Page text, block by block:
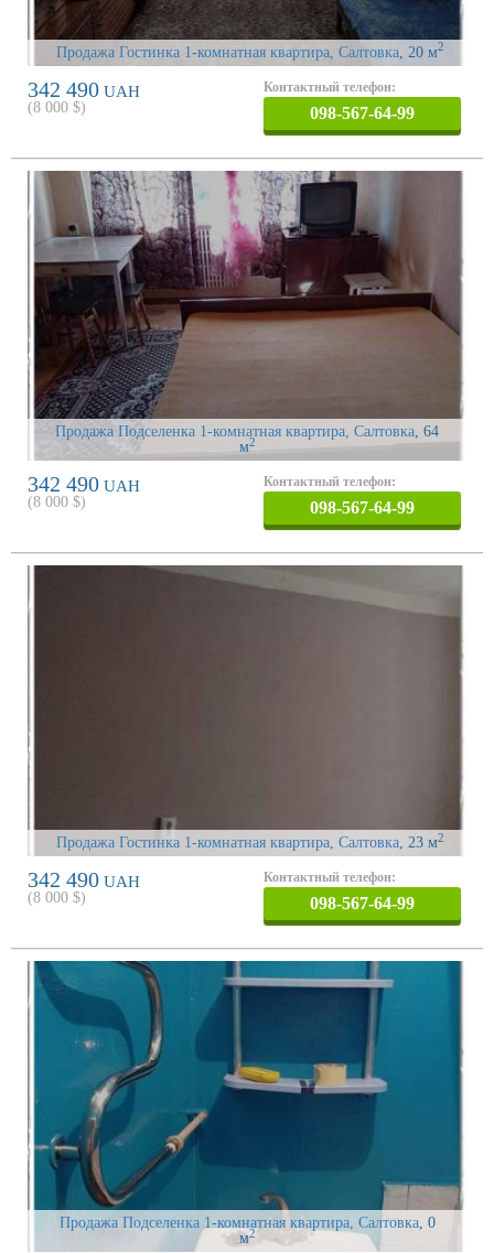
Продажа Гостинка 1-комнатная квартира, Салтовка , 20 м2
342 490 UAH
(8 000 $)
Контактный телефон:
098-567-64-99
Продажа Подселенка 1-комнатная квартира, Салтовка, 64
м2
342 490 UAH
(8 000 $)
Контактный телефон:
098-567-64-99
Продажа Гостинка 1-комнатная квартира, Салтовка, 23 м2
342 490 UAH
(8 000 $)
Контактный телефон:
098-567-64-99
Продажа Подселенка 1-комнатная квартира, Салтовка, 0
м2